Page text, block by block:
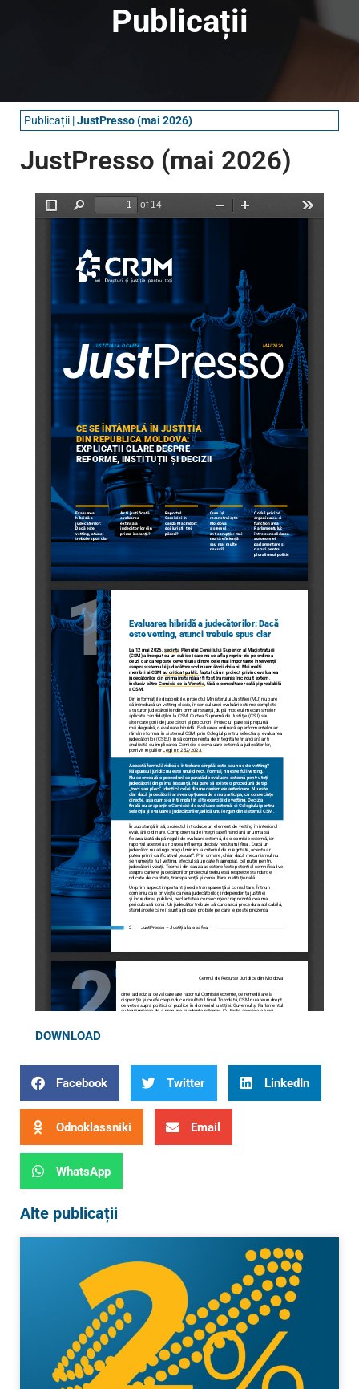
Publicații
Publicații |JustPresso (mai 2026)
JustPresso (mai 2026)
DOWNLOAD
Facebook Twitter LinkedIn
Odnoklassniki Email
WhatsApp
Alte publicații